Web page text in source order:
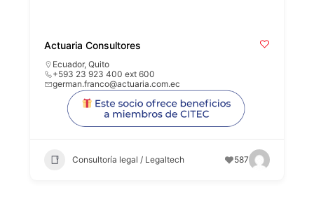
Actuaria Consultores
Ecuador,Quito
+593 23 923 400 ext 600
german.franco@actuaria.com.ec
Consultoría legal / Legaltech 587